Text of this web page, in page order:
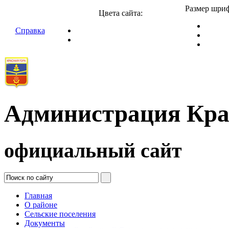
Справка
Цвета сайта:
Размер
Администрация
официальный сайт
Главная
О районе
Сельские поселения
Документы